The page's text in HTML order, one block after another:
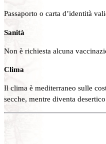
Passaporto o carta d’identità
Sanità
Non è richiesta alcuna
Clima
Il clima è mediterraneo sulle
secche, mentre diventa